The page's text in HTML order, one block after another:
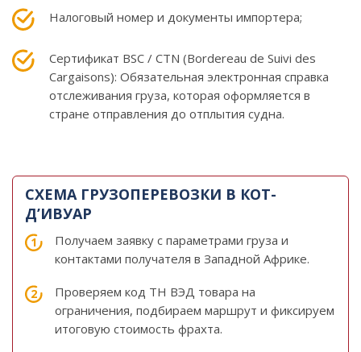
Налоговый номер и документы импортера;
Сертификат BSC / CTN (Bordereau de Suivi des
Cargaisons): Обязательная электронная справка
отслеживания груза, которая оформляется в
стране отправления до отплытия судна.
СХЕМА ГРУЗОПЕРЕВОЗКИ В КОТ-
Д’ИВУАР
Получаем заявку с параметрами груза и
контактами получателя в Западной Африке.
Проверяем код ТН ВЭД товара на
ограничения, подбираем маршрут и фиксируем
итоговую стоимость фрахта.